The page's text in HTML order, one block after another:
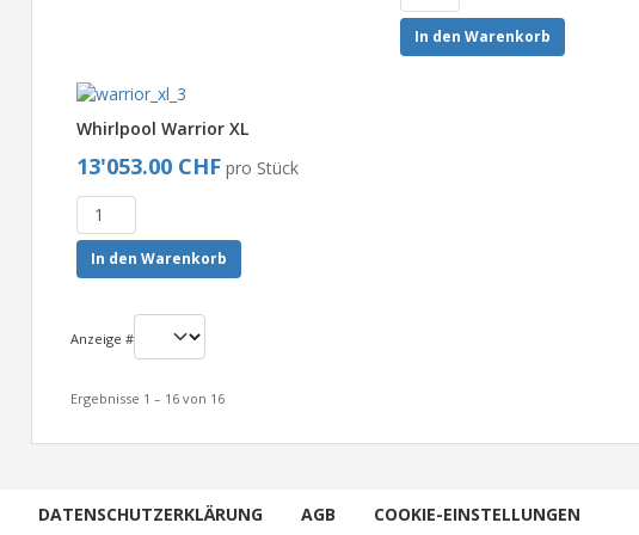
In den Warenkorb
Whirlpool Warrior XL
13'053.00 CHF pro Stück
In den Warenkorb
Anzeige #
Ergebnisse 1 – 16 von 16
DATENSCHUTZERKLÄRUNG AGB COOKIE-EINSTELLUNGEN